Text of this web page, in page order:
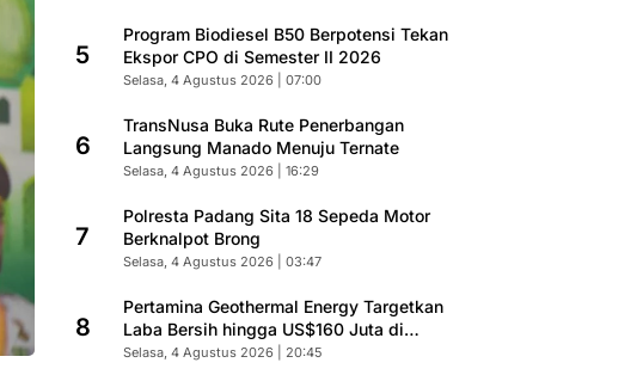
5
Program Biodiesel B50 Berpotensi Tekan
Ekspor CPO di Semester II 2026
Selasa, 4 Agustus 2026 | 07:00
6
TransNusa Buka Rute Penerbangan
Langsung Manado Menuju Ternate
Selasa, 4 Agustus 2026 | 16:29
7
Polresta Padang Sita 18 Sepeda Motor
Berknalpot Brong
Selasa, 4 Agustus 2026 | 03:47
8
Pertamina Geothermal Energy Targetkan
Laba Bersih hingga US$160 Juta di
2026
Selasa, 4 Agustus 2026 | 20:45